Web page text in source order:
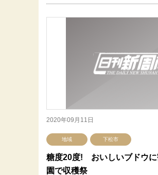
2020年09月11日
地域 下松市
糖度20度! おいしいブドウ
園で収穫祭